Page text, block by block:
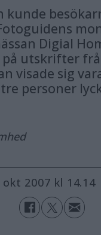
kunde
Digial
utskrifter
visade sig
personer
okt 2007 kl 14.14